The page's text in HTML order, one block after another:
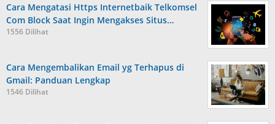
Cara Mengatasi Https Internetbaik Telkomsel
Com Block Saat Ingin Mengakses Situs…
1556 Dilihat
Cara Mengembalikan Email yg Terhapus di
Gmail: Panduan Lengkap
1546 Dilihat